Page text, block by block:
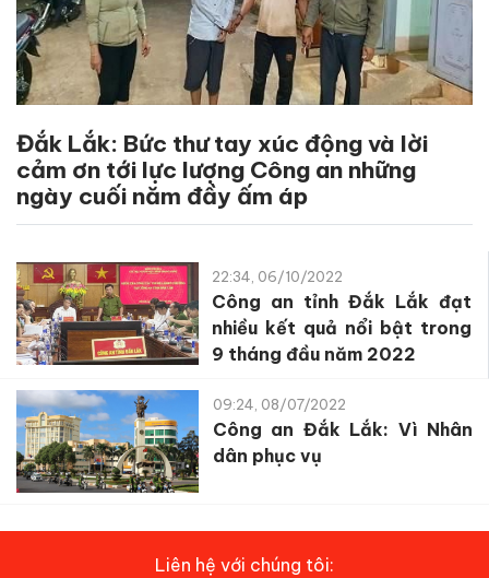
Đắk Lắk: Bức thư tay xúc động và lời
cảm ơn tới lực lượng Công an những
ngày cuối năm đầy ấm áp
22:34, 06/10/2022
Công an tỉnh Đắk Lắk đạt
nhiều kết quả nổi bật trong
9 tháng đầu năm 2022
09:24, 08/07/2022
Công an Đắk Lắk: Vì Nhân
dân phục vụ
Liên hệ với chúng tôi: